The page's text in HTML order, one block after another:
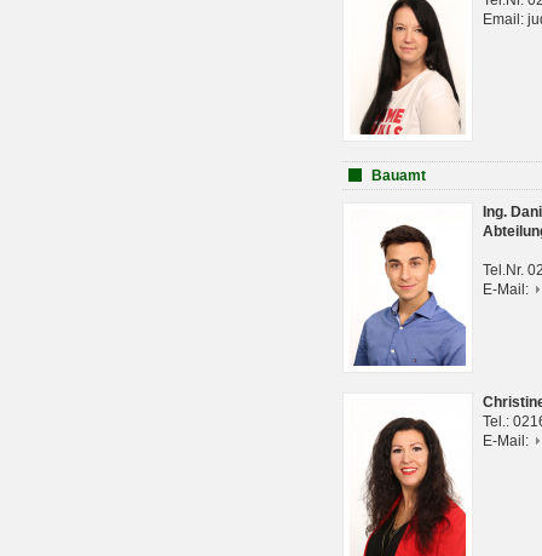
Email:
Bauamt
Ing.
Tel.Nr.
E-Mail:
Tel.:
E-Mail: